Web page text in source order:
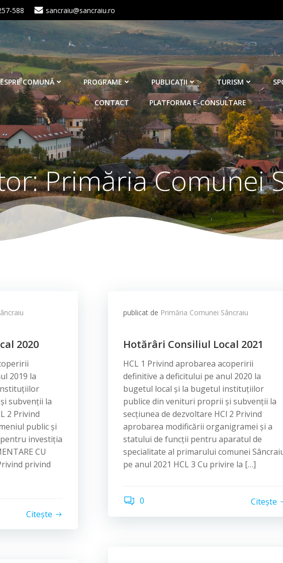
588 sancraiu@sancraiu.ro
COMUNĂ PROGRAME PUBLICAŢII TURISM
CONTACT PLATFORMA E-CONSULTARE
Primăria Comunei
2020
2019 la
subvenţii la
2 Privind
public și
investiția
CU
privind
Citește
publicat de Primăria Comunei Sâncraiu
Hotărâri Consiliul Local 2021
HCL 1 Privind aprobarea acoperirii
definitive a deficitului pe anul 2020 la
bugetul local și la bugetul instituțiilor
publice din venituri proprii și subvenții la
secțiunea de dezvoltare HCl 2 Privind
aprobarea modificării organigramei și a
statului de funcții pentru aparatul de
specialitate al primarului comunei
pe anul 2021 HCL 3 Cu privire la […]
0 Citește